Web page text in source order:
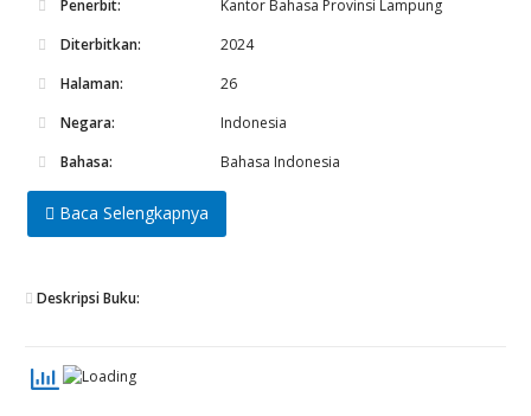
Penerbit:
Kantor Bahasa Provinsi Lampung
Diterbitkan:
2024
Halaman:
26
Negara:
Indonesia
Bahasa:
Bahasa Indonesia
Baca Selengkapnya
Deskripsi Buku: